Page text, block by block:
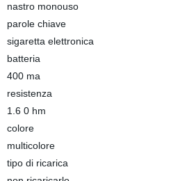
nastro monouso
parole chiave
sigaretta elettronica
batteria
400 ma
resistenza
1.6 0 hm
colore
multicolore
tipo di ricarica